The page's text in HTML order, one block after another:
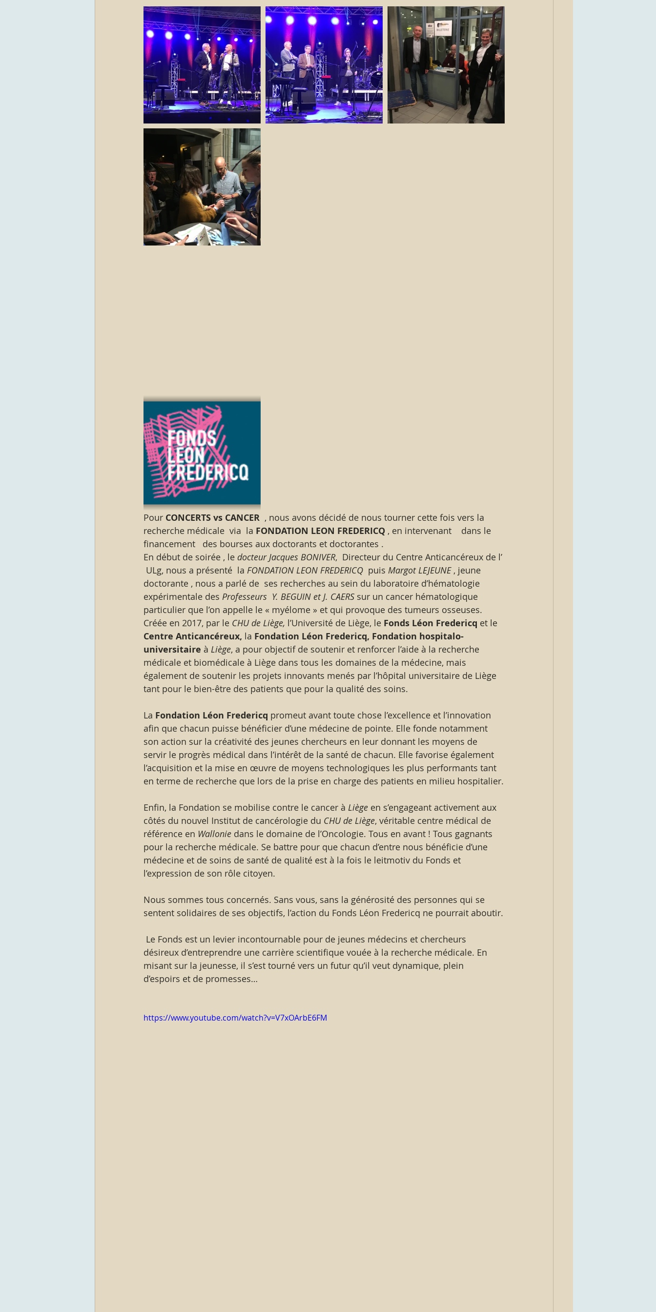
Pour CONCERTS vs CANCER , nous avons décidé de nous tourner cette fois vers la
recherche médicale  via  la FONDATION LEON FREDERICQ , en intervenant    dans le
financement   des bourses aux doctorants et doctorantes .
En début de soirée , le docteur Jacques BONIVER,  Directeur du Centre Anticancéreux de l’
ULg, nous a présenté  la FONDATION LEON FREDERICQ
  puis
Margot LEJEUNE , jeune
doctorante , nous a parlé de  ses recherches au sein du laboratoire d’hématologie
expérimentale des Professeurs  Y. BEGUIN et J. CAERS sur un cancer hématologique
particulier que l’on appelle le « myélome » et qui provoque des tumeurs osseuses.
Créée en 2017, par le CHU de Liège, l’Université de Liège, le Fonds Léon Fredericq et le
Centre Anticancéreux, la Fondation Léon Fredericq, Fondation hospitalo-
universitaire à Liège, a pour objectif de soutenir et renforcer l’aide à la recherche
médicale et biomédicale à Liège dans tous les domaines de la médecine, mais
également de soutenir les projets innovants menés par l’hôpital universitaire de Liège
tant pour le bien-être des patients que pour la qualité des soins.
La Fondation Léon Fredericq promeut avant toute chose l’excellence et l’innovation
afin que chacun puisse bénéficier d’une médecine de pointe. Elle fonde notamment
son action sur la créativité des jeunes chercheurs en leur donnant les moyens de
servir le progrès médical dans l’intérêt de la santé de chacun. Elle favorise également
l’acquisition et la mise en œuvre de moyens technologiques les plus performants tant
en terme de recherche que lors de la prise en charge des patients en milieu hospitalier.
Enfin, la Fondation se mobilise contre le cancer à Liège en s’engageant activement aux
côtés du nouvel Institut de cancérologie du CHU de Liège, véritable centre médical de
référence en Wallonie dans le domaine de l’Oncologie. Tous en avant ! Tous gagnants
pour la recherche médicale. Se battre pour que chacun d’entre nous bénéficie d’une
médecine et de soins de santé de qualité est à la fois le leitmotiv du Fonds et
l’expression de son rôle citoyen.
Nous sommes tous concernés. Sans vous, sans la générosité des personnes qui se
sentent solidaires de ses objectifs, l’action du Fonds Léon Fredericq ne pourrait aboutir.
désireux d’entreprendre une carrière scientifique vouée à la recherche médicale. En
misant sur la jeunesse, il s’est tourné vers un futur qu’il veut dynamique, plein
d’espoirs et de promesses…
https://www.youtube.com/watch?v=V7xOArbE6FM